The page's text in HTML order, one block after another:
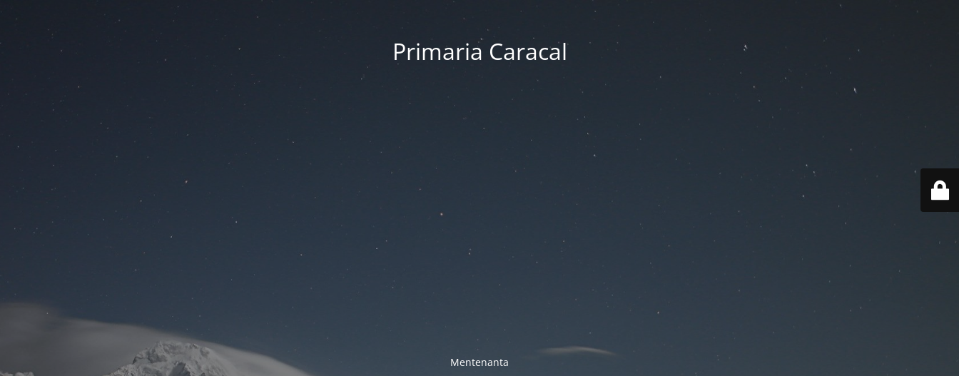
Primaria Caracal
Mentenanta